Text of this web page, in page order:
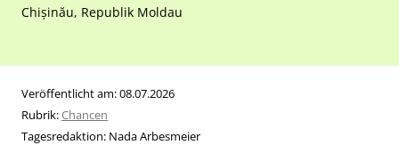
Chișinău, Republik Moldau
Veröffentlicht am:08.07.2026
Rubrik:Chancen
Tagesredaktion: Nada Arbesmeier